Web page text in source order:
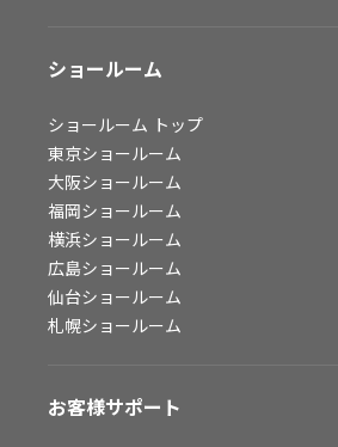
ショールーム
ショールーム トップ
東京ショールーム
大阪ショールーム
福岡ショールーム
横浜ショールーム
広島ショールーム
仙台ショールーム
札幌ショールーム
お客様サポート